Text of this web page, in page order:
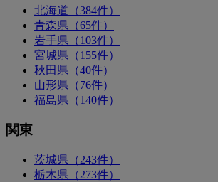
北海道（384件）
青森県（65件）
岩手県（103件）
宮城県（155件）
秋田県（40件）
山形県（76件）
福島県（140件）
関東
茨城県（243件）
栃木県（273件）